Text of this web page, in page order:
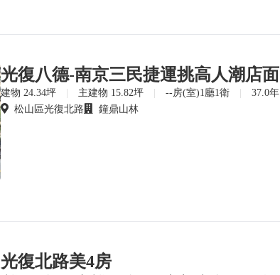
光復八德-南京三民捷運挑高人潮店面
建物 24.34坪 主建物 15.82坪 --房(室)1廳1衛 37.0年
松山區光復北路 鐘鼎山林
光復北路美4房